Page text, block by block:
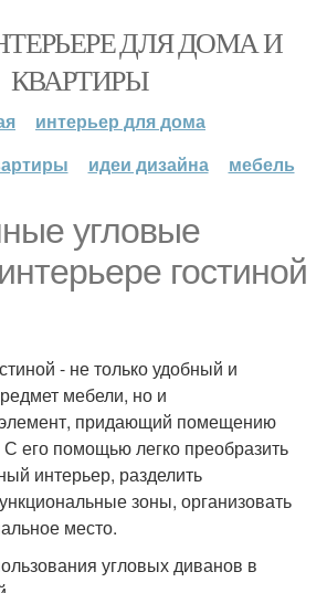
ДЛЯ ДОМА И
КВАРТИРЫ
интерьер для дома
идеи дизайна мебель
угловые
гостиной
- не только удобный и
мебели, но и
придающий помещению
С его помощью легко преобразить
интерьер, разделить
зоны, организовать
место.
угловых диванов в